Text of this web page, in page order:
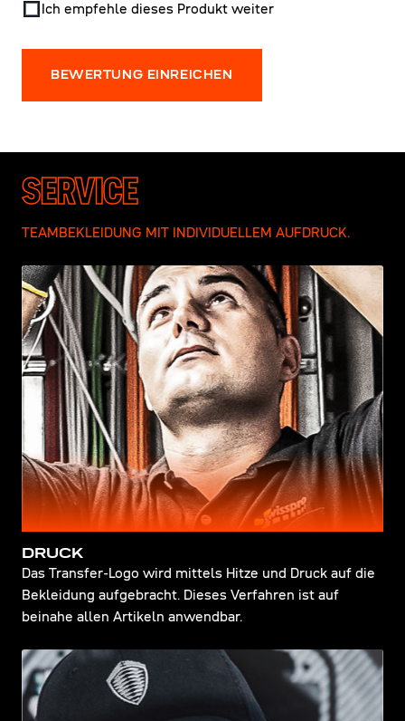
Ich empfehle dieses Produkt weiter
BEWERTUNG EINREICHEN
SERVICE
TEAMBEKLEIDUNG MIT INDIVIDUELLEM AUFDRUCK.
DRUCK
Das Transfer-Logo wird mittels Hitze und Druck auf die
Bekleidung aufgebracht. Dieses Verfahren ist auf
beinahe allen Artikeln anwendbar.